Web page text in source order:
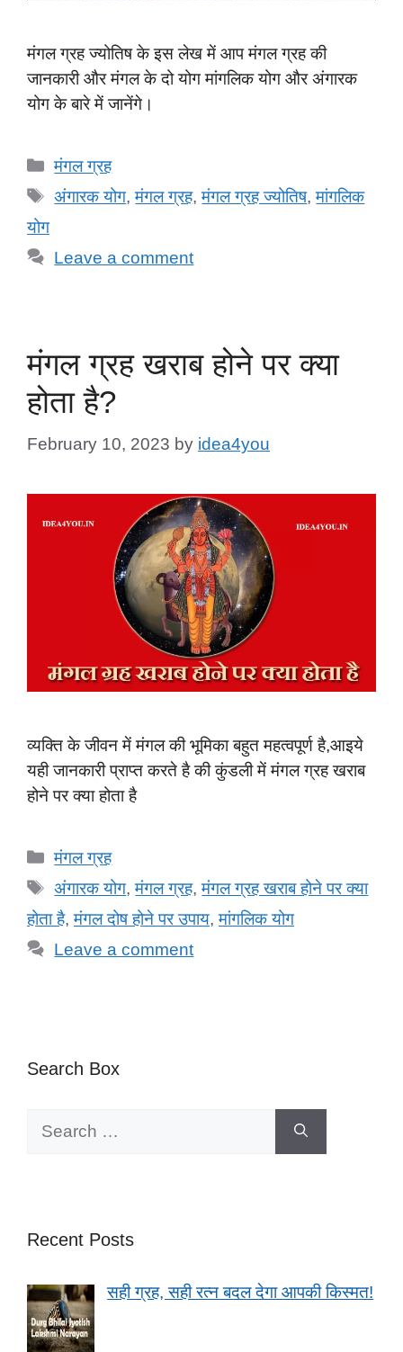
मंगल ग्रह ज्योतिष के इस लेख में आप मंगल ग्रह की
जानकारी और मंगल के दो योग मांगलिक योग और अंगारक
योग के बारे में जानेंगे।
Categories
मंगल ग्रह
Tags
अंगारक योग,मंगल ग्रह,मंगल ग्रह ज्योतिष,मांगलिक
योग
Leave a comment
मंगल ग्रह खराब होने पर क्या
होता है?
February 10, 2023 by idea4you
व्यक्ति के जीवन में मंगल की भूमिका बहुत महत्वपूर्ण है,आइये
यही जानकारी प्राप्त करते है की कुंडली में मंगल ग्रह खराब
होने पर क्या होता है
Categories
मंगल ग्रह
Tags
अंगारक योग,मंगल ग्रह,मंगल ग्रह खराब होने पर क्या
होता है,मंगल दोष होने पर उपाय,मांगलिक योग
Leave a comment
Search Box
Recent Posts
सही ग्रह, सही रत्न बदल देगा आपकी किस्मत!